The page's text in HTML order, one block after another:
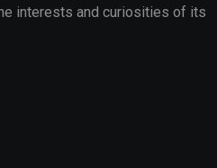
interests and curiosities of its